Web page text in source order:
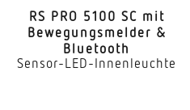
RS PRO 5100 SC mit
Bewe­gungs­melder &
Bluetooth
Sensor-LED-Innenleuchte